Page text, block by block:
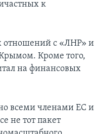
к
отношений с «ЛНР» и
Кроме того,
на финансовых
всеми членами ЕС и
не тот пакет